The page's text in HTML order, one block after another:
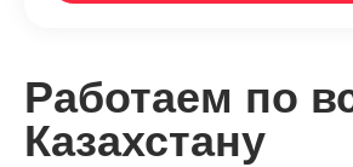
Работаем по
Казахстану